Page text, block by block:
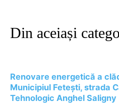
Din aceiași
Renovare energetică a
Municipiul Fetești, strada
Tehnologic Anghel Saligny